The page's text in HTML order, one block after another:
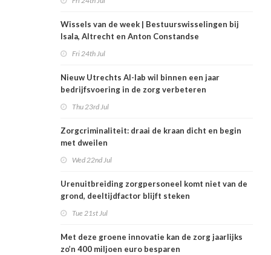
Wissels van de week | Bestuurswisselingen bij
Isala, Altrecht en Anton Constandse
Fri 24th Jul
Nieuw Utrechts AI-lab wil binnen een jaar
bedrijfsvoering in de zorg verbeteren
Thu 23rd Jul
Zorgcriminaliteit: draai de kraan dicht en begin
met dweilen
Wed 22nd Jul
Urenuitbreiding zorgpersoneel komt niet van de
grond, deeltijdfactor blijft steken
Tue 21st Jul
Met deze groene innovatie kan de zorg jaarlijks
zo’n 400 miljoen euro besparen